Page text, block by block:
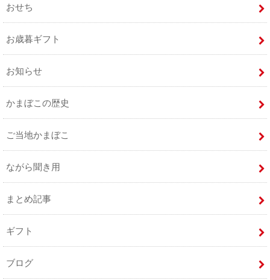
おせち
お歳暮ギフト
お知らせ
かまぼこの歴史
ご当地かまぼこ
ながら聞き用
まとめ記事
ギフト
ブログ